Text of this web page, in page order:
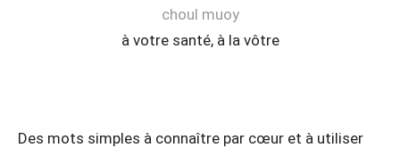
choul muoy
à votre santé, à la vôtre
Des mots simples à connaître par cœur et à utiliser